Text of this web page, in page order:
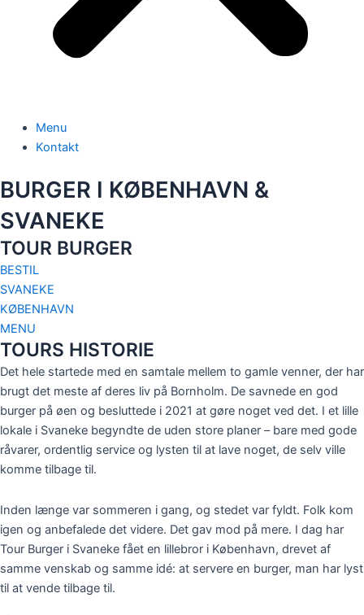
Menu
Kontakt
BURGER I KØBENHAVN &
SVANEKE
TOUR BURGER
BESTIL
SVANEKE
KØBENHAVN
MENU
TOURS HISTORIE
Det hele startede med en samtale mellem to gamle venner, der har
brugt det meste af deres liv på Bornholm. De savnede en god
burger på øen og besluttede i 2021 at gøre noget ved det. I et lille
lokale i Svaneke begyndte de uden store planer – bare med gode
råvarer, ordentlig service og lysten til at lave noget, de selv ville
komme tilbage til.
Inden længe var sommeren i gang, og stedet var fyldt. Folk kom
igen og anbefalede det videre. Det gav mod på mere. I dag har
Tour Burger i Svaneke fået en lillebror i København, drevet af
samme venskab og samme idé: at servere en burger, man har lyst
til at vende tilbage til.